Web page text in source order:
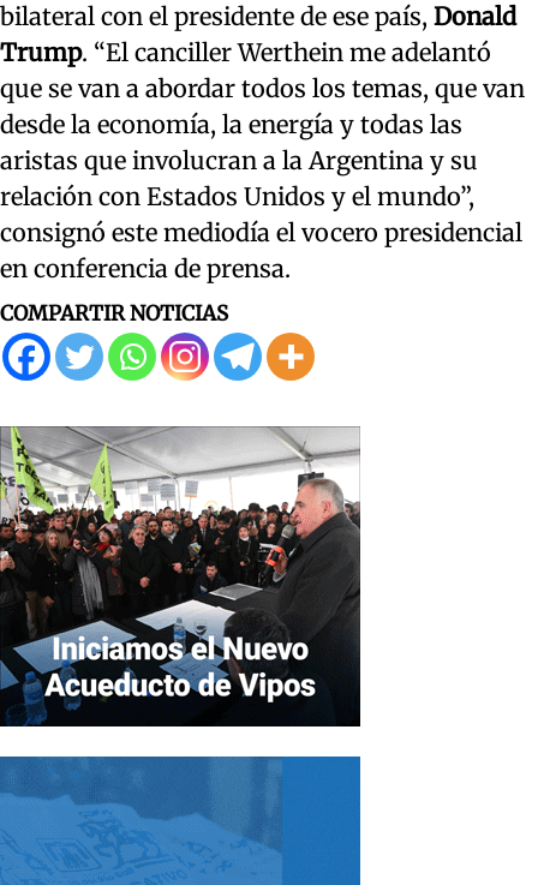
bilateral con el presidente de ese país, Donald
Trump. “El canciller Werthein me adelantó
que se van a abordar todos los temas, que van
desde la economía, la energía y todas las
aristas que involucran a la Argentina y su
relación con Estados Unidos y el mundo”,
consignó este mediodía el vocero presidencial
en conferencia de prensa.
COMPARTIR NOTICIAS